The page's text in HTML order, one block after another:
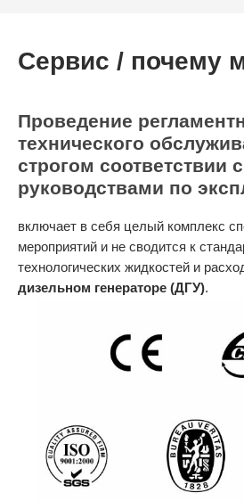
Сервис / почему
Проведение
технического
строгом соответствии с
руководствами по
включает в себя целый комплекс
мероприятий и не сводится к
технологических жидкостей и
дизельном генераторе (ДГУ).